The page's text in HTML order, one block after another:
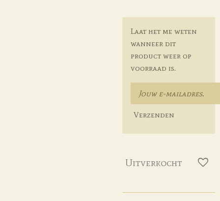
Laat het me weten
wanneer dit
product weer op
voorraad is.
Verzenden
Uitverkocht